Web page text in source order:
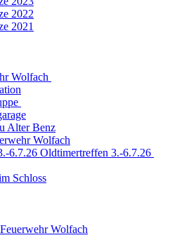
2022
2021
Wolfach
Alter Benz
Wolfach
Oldtimertreffen 3.-6.7.26
Schloss